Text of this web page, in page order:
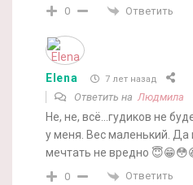
0 Ответить
Elena 7 лет назад
Ответить наЛюдмила
Не, не, всё…гудиков не
у меня. Вес маленький. Да
мечтать не вредно
0 Ответить